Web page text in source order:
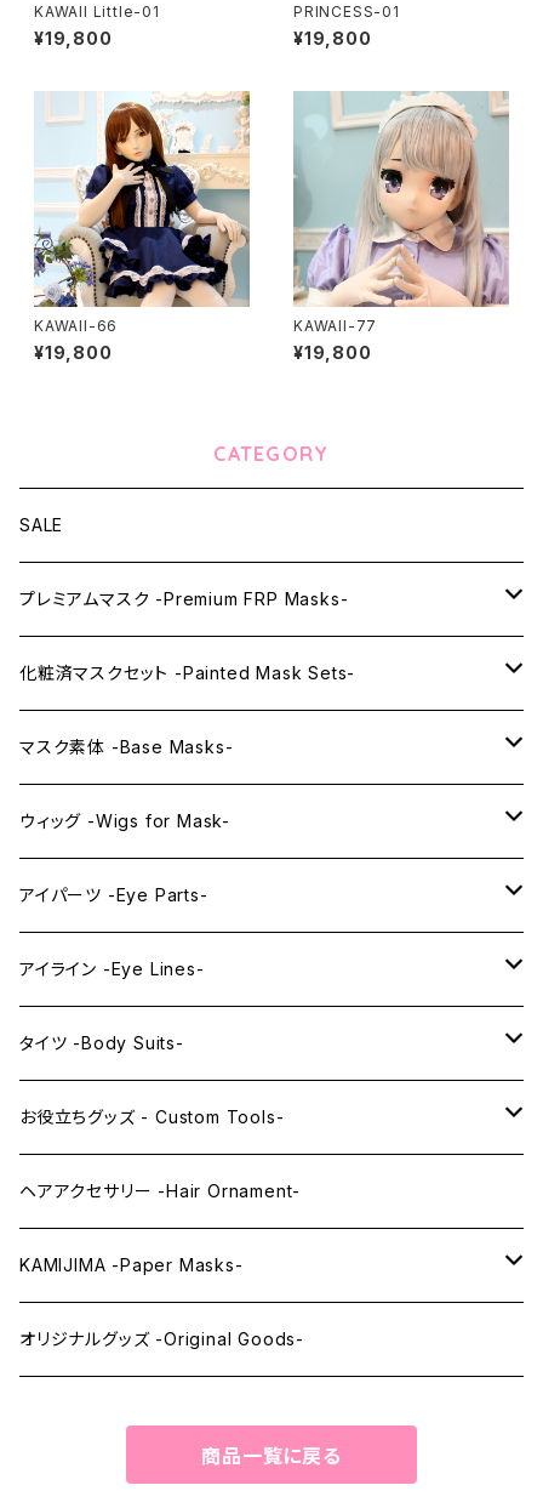
KAWAII Little-01
¥19,800
PRINCESS-01
¥19,800
KAWAII-66
¥19,800
KAWAII-77
¥19,800
CATEGORY
SALE
プレミアムマスク -Premium FRP Masks-
KAWAII PREMIUM Mask & Wig Sets
プレミアムマスク素体-Premium base masks-
プレミアムウィッグ -Premium Wigs-
プレミアムレンズアイ -Premium Lens eye-
化粧済マスクセット -Painted Mask Sets-
KAWAII EX series
KAWAII series
IDOL series
PRINCESS series
KAWAII Little series
マスク素体 -Base Masks-
アニメマスク -Anime Masks-
ドールマスク -Doll Masks-
ウィッグ -Wigs for Mask-
ロング -Long-
ミドル -Middle-
アイパーツ -Eye Parts-
レンズアイ -Lens Eyes-
レンズアイ
レンズアイEX
クリスタルアイ -Crystal Eyes-
アイライン -Eye Lines-
アイラインステッカー -Eye Line Stickers-
まゆ毛 -Eyebrows-
まつ毛 -Eyelash-
タイツ -Body Suits-
全身タイツ -Full Body Suits-
上半身タイツ -Upper Body Suits-
お役立ちグッズ - Custom Tools-
カスタム用品 -Custom Tools-
ウィッグメンテナンス -Wig Maintenance-
ヘアアクセサリー -Hair Ornament-
KAMIJIMA -Paper Masks-
ペーパーマスク -Paper Masks-
オリジナルグッズ -Original Goods-
商品一覧に戻る